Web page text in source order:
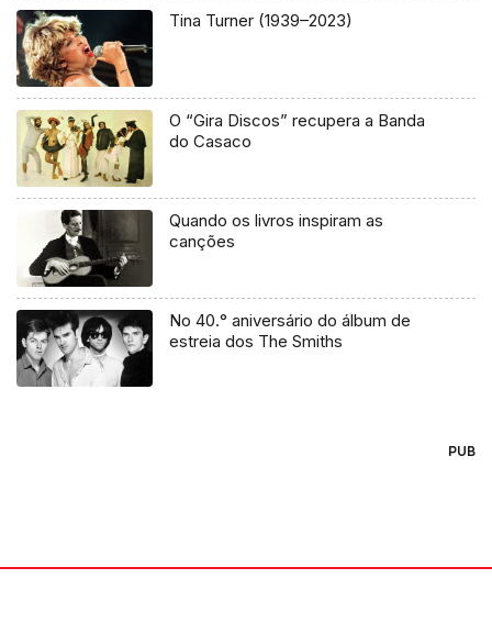
Tina Turner (1939–2023)
O “Gira Discos” recupera a Banda
do Casaco
Quando os livros inspiram as
canções
No 40.° aniversário do álbum de
estreia dos The Smiths
PUB